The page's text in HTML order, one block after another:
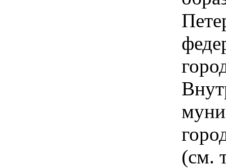
(см.